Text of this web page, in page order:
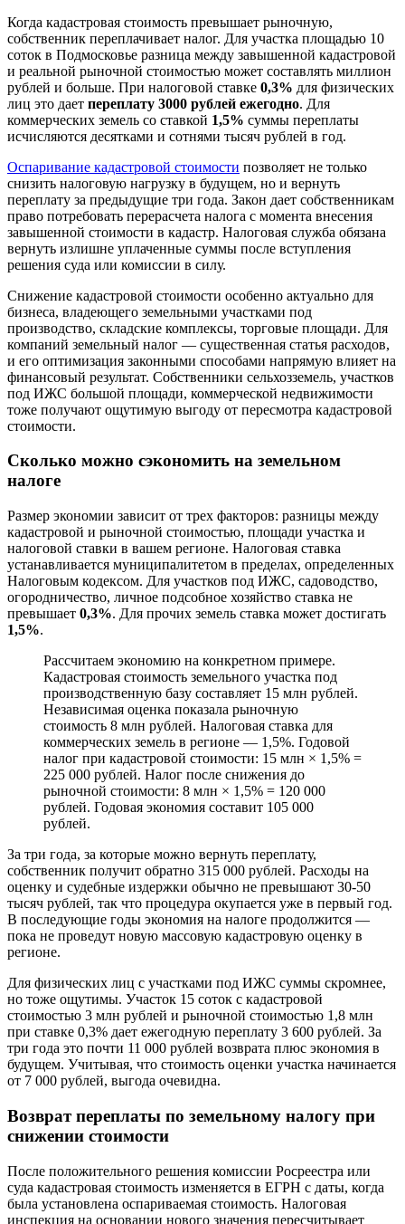
Когда кадастровая стоимость превышает рыночную,
собственник переплачивает налог. Для участка площадью 10
соток в Подмосковье разница между завышенной кадастровой
и реальной рыночной стоимостью может составлять миллион
рублей и больше. При налоговой ставке 0,3% для физических
лиц это дает переплату 3000 рублей ежегодно. Для
коммерческих земель со ставкой 1,5% суммы переплаты
исчисляются десятками и сотнями тысяч рублей в год.
Оспаривание кадастровой стоимости позволяет не только
снизить налоговую нагрузку в будущем, но и вернуть
переплату за предыдущие три года. Закон дает собственникам
право потребовать перерасчета налога с момента внесения
завышенной стоимости в кадастр. Налоговая служба обязана
вернуть излишне уплаченные суммы после вступления
решения суда или комиссии в силу.
Снижение кадастровой стоимости особенно актуально для
бизнеса, владеющего земельными участками под
производство, складские комплексы, торговые площади. Для
компаний земельный налог — существенная статья расходов,
и его оптимизация законными способами напрямую влияет на
финансовый результат. Собственники сельхозземель, участков
под ИЖС большой площади, коммерческой недвижимости
тоже получают ощутимую выгоду от пересмотра кадастровой
стоимости.
Сколько можно сэкономить на земельном
налоге
Размер экономии зависит от трех факторов: разницы между
кадастровой и рыночной стоимостью, площади участка и
налоговой ставки в вашем регионе. Налоговая ставка
устанавливается муниципалитетом в пределах, определенных
Налоговым кодексом. Для участков под ИЖС, садоводство,
огородничество, личное подсобное хозяйство ставка не
превышает 0,3%. Для прочих земель ставка может достигать
1,5%.
Рассчитаем экономию на конкретном примере.
Кадастровая стоимость земельного участка под
производственную базу составляет 15 млн рублей.
Независимая оценка показала рыночную
стоимость 8 млн рублей. Налоговая ставка для
коммерческих земель в регионе — 1,5%. Годовой
налог при кадастровой стоимости: 15 млн × 1,5% =
225 000 рублей. Налог после снижения до
рыночной стоимости: 8 млн × 1,5% = 120 000
рублей. Годовая экономия составит 105 000
рублей.
За три года, за которые можно вернуть переплату,
собственник получит обратно 315 000 рублей. Расходы на
оценку и судебные издержки обычно не превышают 30-50
тысяч рублей, так что процедура окупается уже в первый год.
В последующие годы экономия на налоге продолжится —
пока не проведут новую массовую кадастровую оценку в
регионе.
Для физических лиц с участками под ИЖС суммы скромнее,
но тоже ощутимы. Участок 15 соток с кадастровой
стоимостью 3 млн рублей и рыночной стоимостью 1,8 млн
при ставке 0,3% дает ежегодную переплату 3 600 рублей. За
три года это почти 11 000 рублей возврата плюс экономия в
будущем. Учитывая, что стоимость оценки участка начинается
от 7 000 рублей, выгода очевидна.
Возврат переплаты по земельному налогу при
снижении стоимости
После положительного решения комиссии Росреестра или
суда кадастровая стоимость изменяется в ЕГРН с даты, когда
была установлена оспариваемая стоимость. Налоговая
инспекция на основании нового значения пересчитывает